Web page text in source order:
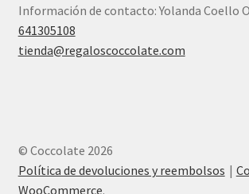
Información de contacto: Yolanda Coello
641305108
tienda@regaloscoccolate.com
© Coccolate 2026
Política de devoluciones y reembolsos
WooCommerce.